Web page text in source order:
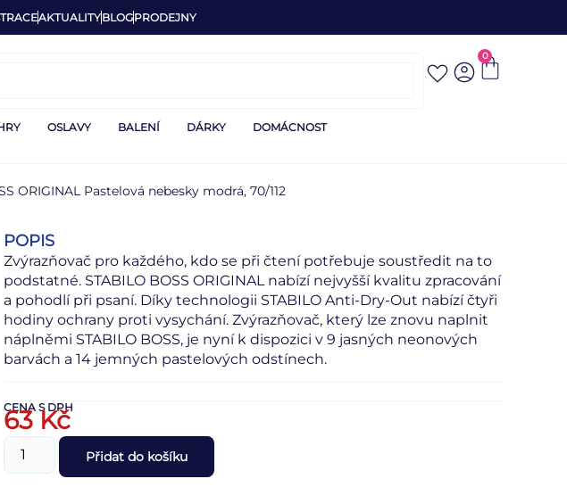
AKTUALITYBLOGPRODEJNY
0
OSLAVY BALENÍ DÁRKY DOMÁCNOST
ORIGINAL Pastelová nebesky modrá, 70/112
POPIS
Zvýrazňovač pro každého, kdo se při čtení potřebuje soustředit na to
podstatné. STABILO BOSS ORIGINAL nabízí nejvyšší kvalitu zpracování
a pohodlí při psaní. Díky technologii STABILO Anti-Dry-Out nabízí čtyři
hodiny ochrany proti vysychání. Zvýrazňovač, který lze znovu naplnit
náplněmi STABILO BOSS, je nyní k dispozici v 9 jasných neonových
barvách a 14 jemných pastelových odstínech.
CENA S DPH
63Kč
Přidat do košíku